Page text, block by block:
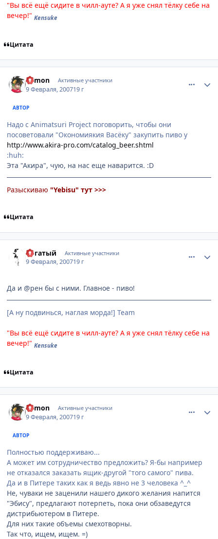
"Вы всё ещё сидите в чилл-ауте? А я уже снял тёлку себе на
вечер!" Kensuke
Цитата
Edmon Активные участники
9 Февраля, 200719 г
АВТОР
Надо с Animatsuri Project поговорить, чтобы они
посоветовали "Окономиякия Васёку" закупить пиво у
http://www.akira-pro.com/catalog_beer.shtml
:huh:
Эта "Акира", чую, на нас еще наварится. :D
Разыскиваю "Yebisu" тут >>>
Цитата
Рогатый Активные участники
9 Февраля, 200719 г
Да и @рен бы с ними. Главное - пиво!
[А ну подвинься, наглая морда!] Team
"Вы всё ещё сидите в чилл-ауте? А я уже снял тёлку себе на
вечер!" Kensuke
Цитата
Edmon Активные участники
9 Февраля, 200719 г
АВТОР
Полностью поддерживаю...
А может им сотрудничество предложить? Я-бы например
не отказался заказать ящик-другой "того самого" пива.
Да и в Питере таких как я ведь явно не 3 человека ^_^
Не, чуваки не заценили нашего дикого желания напится
"Эбису", предлагают потерпеть, пока они обзаведутся
дистрибьютером в Питере.
Для них такие объемы смехотворны.
Так что, ищем, ищем. =)